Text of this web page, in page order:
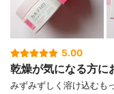
5.00
乾燥が気になる方に
みずみずしく溶け込むも